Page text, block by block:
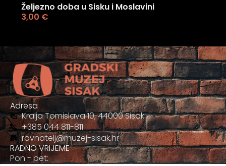
Željezno doba u Sisku i Moslavini
3,00 €
Adresa
Kralja Tomislava 10, 44000 Sisak
+385 044 811-811
ravnatelj@muzej-sisak.hr
RADNO VRIJEME
Pon - pet: